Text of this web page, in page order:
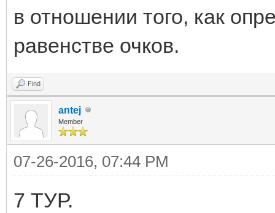
в отношении того, как
равенстве очков.
Find
antej
Member
07-26-2016, 07:44 PM
7 ТУР.